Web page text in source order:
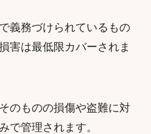
義務づけられているもの
害は最低限カバーされま
のものの損傷や盗難に対
で管理されます。